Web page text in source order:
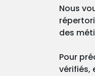
Nous
des
Pour
vérifiés,